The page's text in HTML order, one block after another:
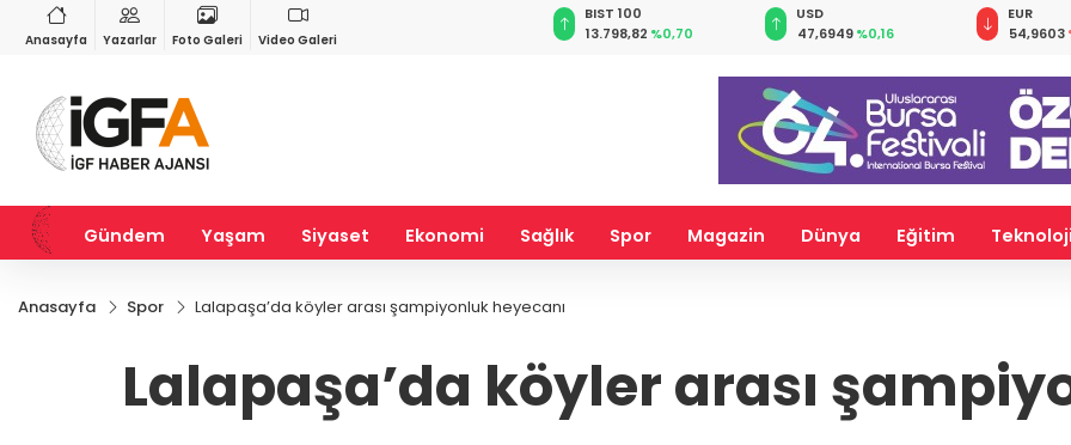
Anasayfa Yazarlar Foto Galeri Video Galeri
%-0,22
0,0018%0,19
BIST 100
13.798,82 %0,70
USD
47,6949%0,16
EUR
54,9603
Gündem Yaşam Siyaset Ekonomi Sağlık Spor Magazin Dünya Eğitim
Anasayfa Spor Lalapaşa’da köyler arası şampiyonluk heyecanı
Lalapaşa’da köyler arası